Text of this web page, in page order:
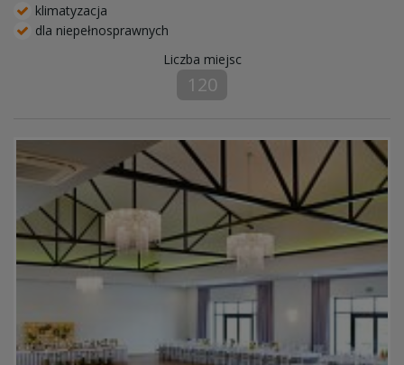
klimatyzacja
dla niepełnosprawnych
Liczba miejsc
120